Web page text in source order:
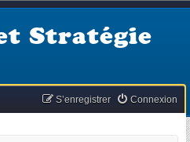
Stratégie
Connexion
S’enregistrer